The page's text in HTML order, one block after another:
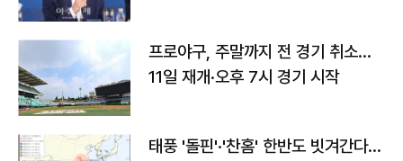
프로야구, 주말까지 전 경기 취소…
11일 재개·오후 7시 경기 시작
태풍 '돌핀'·'찬홈' 한반도 빗겨간다…